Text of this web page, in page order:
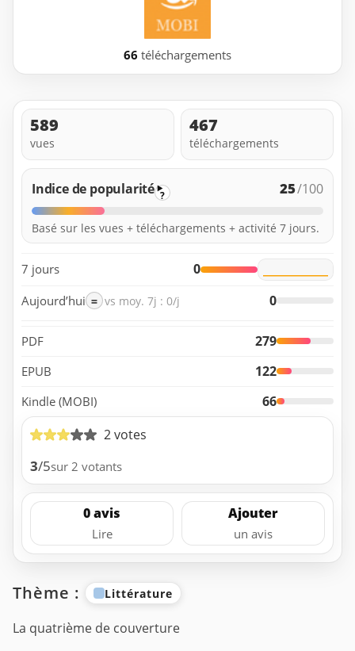
66 téléchargements
589
vues
467
téléchargements
Indice de popularité ? 25/100
Basé sur les vues + téléchargements + activité 7 jours.
7 jours 0
Aujourd’hui = vs moy. 7j : 0/j 0
PDF 279
EPUB 122
Kindle (MOBI)
66
2 votes
3/5sur 2 votants
0 avis
Lire
Ajouter
un avis
Thème : Littérature
La quatrième de couverture